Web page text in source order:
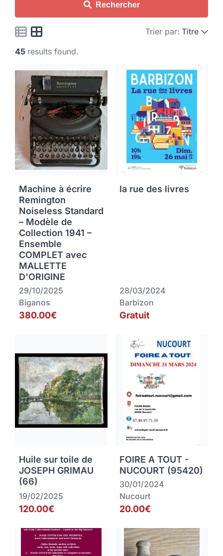
Rechercher
Trier par: Titre
45 results found.
Machine à écrire
Remington
Noiseless Standard
– Modèle de
Collection 1941 –
Ensemble
COMPLET avec
MALLETTE
D'ORIGINE
29/10/2025
Biganos
380.00€
la rue des livres
28/03/2024
Barbizon
Gratuit
Huile sur toile de
JOSEPH GRIMAU
(66)
19/02/2025
120.00€
FOIRE A TOUT -
NUCOURT (95420)
30/01/2024
Nucourt
20.00€